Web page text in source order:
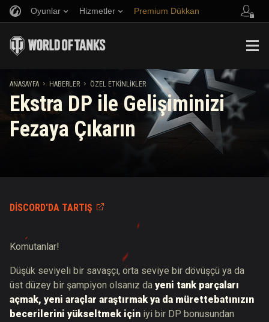
Oyunlar Hizmetler Premium Dükkan
Müzik
Adil Oyun Politikası
Wargaming.net Game Center
Twitch Ganimetleri Rehberi
Arkadaş Öner
Discord
Mod Merkezi
Medya
ANASAYFA HABERLER ÖZEL ETKINLIKLER
Ekstra DP ile Gelişiminizi
Fezaya Çıkarın
DISCORD'DA TARTIŞ
Komutanlar!
Düşük seviyeli bir savaşçı, orta seviye bir dövüşçü ya da
üst düzey bir şampiyon olsanız da yeni tank parçaları
açmak, yeni araçlar araştırmak ya da mürettebatınızın
becerilerini yükseltmek için iyi bir DP bonusundan